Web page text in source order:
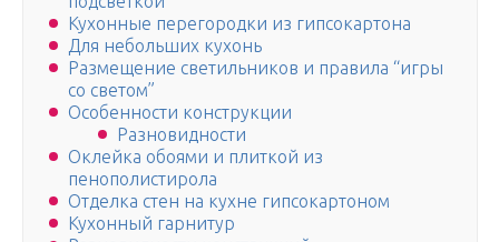
Кухонные перегородки из гипсокартона
Для небольших кухонь
Размещение светильников и правила “игры
со светом”
Особенности конструкции
Разновидности
Оклейка обоями и плиткой из
пенополистирола
Отделка стен на кухне гипсокартоном
Кухонный гарнитур